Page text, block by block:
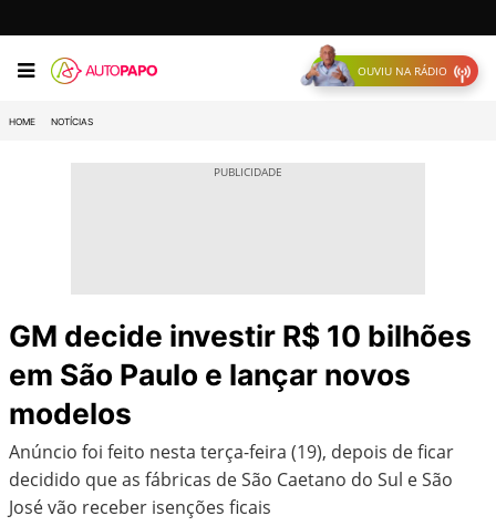
OUVIU NA RÁDIO
HOME NOTÍCIAS
GM decide investir R$ 10 bilhões
em São Paulo e lançar novos
modelos
Anúncio foi feito nesta terça-feira (19), depois de ficar
decidido que as fábricas de São Caetano do Sul e São
José vão receber isenções ficais